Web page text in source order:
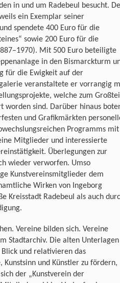
in und um Radebeul besucht.
ein Exemplar seiner
spendete 400 Euro für die
sowie 200 Euro für die
Mit 500 Euro beteiligte
in den Bismarckturm
für die Ewigkeit auf der
veranstaltete er vorrangig
welche zum
worden sind. Darüber hinaus
und Grafikmärkten
Programms mit
Mitglieder und interessierte
Überlegungen zur
wieder verworfen. Umso
Kunstvereinsmitglieder dem
Wirken von Ingeborg
Kreisstadt Radebeul als auch
Vereine bilden sich. Vereine
Stadtarchiv. Die alten Unterlagen
und relativieren das
Kunstsinn und Künstler zu fördern,
der „Kunstverein der